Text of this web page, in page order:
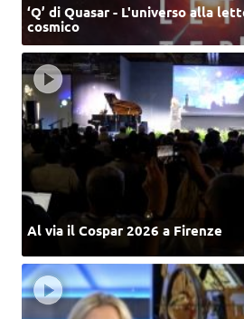
‘Q’ di Quasar - L'universo alla
cosmico
Al via il Cospar 2026 a Firenze